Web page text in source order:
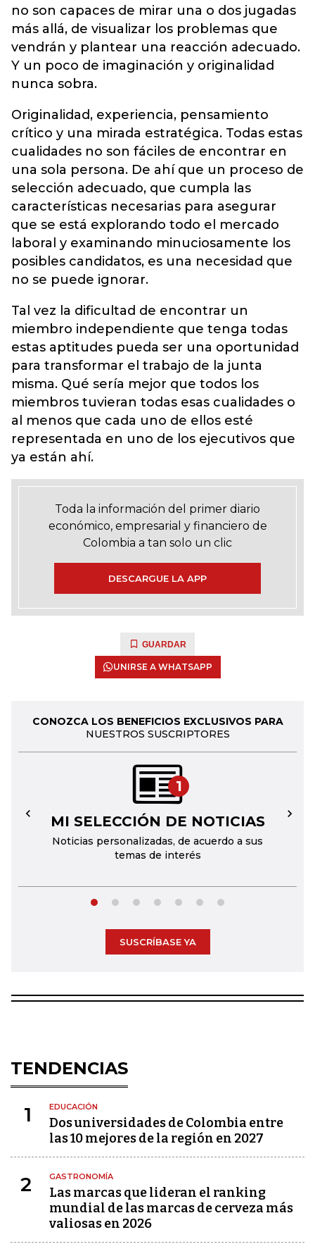
no son capaces de mirar una o dos jugadas
más allá, de visualizar los problemas que
vendrán y plantear una reacción adecuado.
Y un poco de imaginación y originalidad
nunca sobra.
Originalidad, experiencia, pensamiento
crítico y una mirada estratégica. Todas estas
cualidades no son fáciles de encontrar en
una sola persona. De ahí que un proceso de
selección adecuado, que cumpla las
características necesarias para asegurar
que se está explorando todo el mercado
laboral y examinando minuciosamente los
posibles candidatos, es una necesidad que
no se puede ignorar.
Tal vez la dificultad de encontrar un
miembro independiente que tenga todas
estas aptitudes pueda ser una oportunidad
para transformar el trabajo de la junta
misma. Qué sería mejor que todos los
miembros tuvieran todas esas cualidades o
al menos que cada uno de ellos esté
representada en uno de los ejecutivos que
ya están ahí.
Toda la información del primer diario
económico, empresarial y financiero de
Colombia a tan solo un clic
DESCARGUE LA APP
GUARDAR
UNIRSE A WHATSAPP
CONOZCA LOS BENEFICIOS EXCLUSIVOS PARA
NUESTROS SUSCRIPTORES
1
MI SELECCIÓN DE NOTICIAS
Noticias personalizadas, de acuerdo a sus
temas de interés
← →
SUSCRÍBASE YA
TENDENCIAS
1 EDUCACIÓN
Dos universidades de Colombia entre
las 10 mejores de la región en 2027
2 GASTRONOMÍA
Las marcas que lideran el ranking
mundial de las marcas de cerveza más
valiosas en 2026